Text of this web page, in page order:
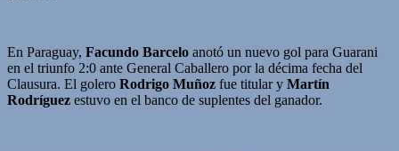
En Paraguay, Facundo Barcelo anotó un nuevo gol para Guarani
en el triunfo 2:0 ante General Caballero por la décima fecha del
Clausura. El golero Rodrigo Muñoz fue titular y Martín
Rodríguez estuvo en el banco de suplentes del ganador.